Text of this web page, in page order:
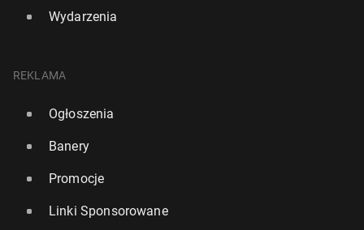
Wydarzenia
REKLAMA
Ogłoszenia
Banery
Promocje
Linki Sponsorowane